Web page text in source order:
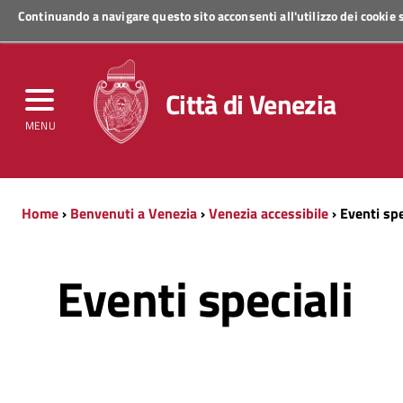
Continuando a navigare questo sito acconsenti all'utilizzo dei
MENU
Regione Veneto
Città di Venezia
Home› Benvenuti a Venezia›Venezia accessibile› Eventi
Eventi speciali